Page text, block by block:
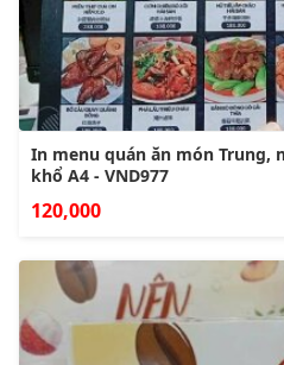
In menu quán ăn món Trung,
khổ A4 - VND977
120,000